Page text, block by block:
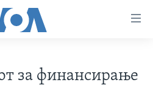
за финансирање